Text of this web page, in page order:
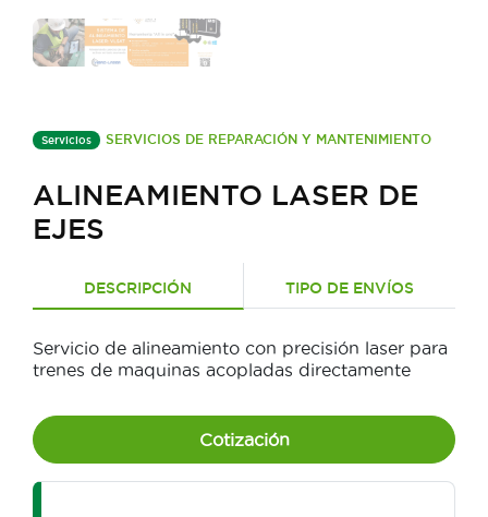
Servicios SERVICIOS DE REPARACIÓN Y MANTENIMIENTO
ALINEAMIENTO LASER DE
EJES
DESCRIPCIÓN TIPO DE ENVÍOS
Servicio de alineamiento con precisión laser para
trenes de maquinas acopladas directamente
Cotización